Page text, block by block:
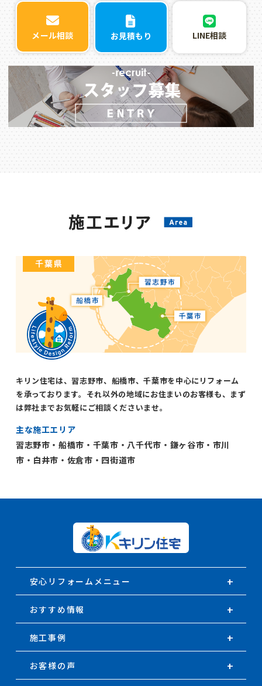
メール相談 お見積もり LINE相談
キリン住宅は、習志野市、船橋市、千葉市を中心にリフォーム
を承っております。それ以外の地域にお住まいのお客様も、まず
は弊社までお気軽にご相談くださいませ。
主な施工エリア
習志野市・船橋市・千葉市・八千代市・鎌ヶ谷市・市川
市・白井市・佐倉市・四街道市
安心リフォームメニュー
おすすめ情報
施工事例
お客様の声